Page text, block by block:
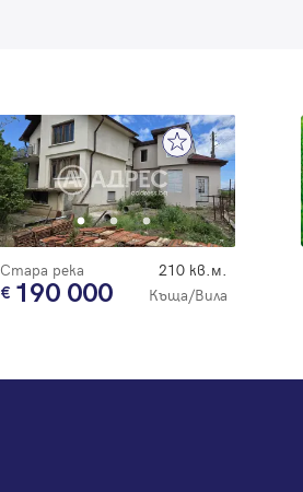
Стара река 210 кв.м.
190 000 Къща/Вила